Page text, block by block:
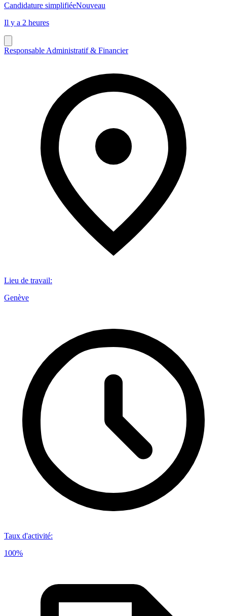
Candidature simplifiéeNouveau
Il y a 2 heures
Responsable Administratif & Financier
Lieu de travail:
Genève
Taux d'activité:
100%